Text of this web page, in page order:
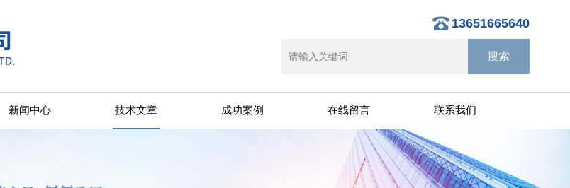
13651665640
新闻中心 技术文章 成功案例 在线留言 联系我们